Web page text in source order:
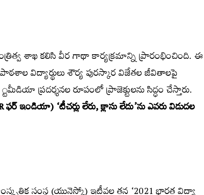
శాఖ కలిసి వీర గాథా కార్యక్రమాన్ని ప్రారంభించింది. ఈ
విద్యార్థులు శౌర్య పురస్కార విజేతల జీవితాలపై
ప్రదర్శనల రూపంలో ప్రాజెక్టులను సిద్ధం చేస్తారు.
ఇండియా) ‘టీచర్లు లేరు, క్లాసు లేదు’ను ఎవరు విడుదల